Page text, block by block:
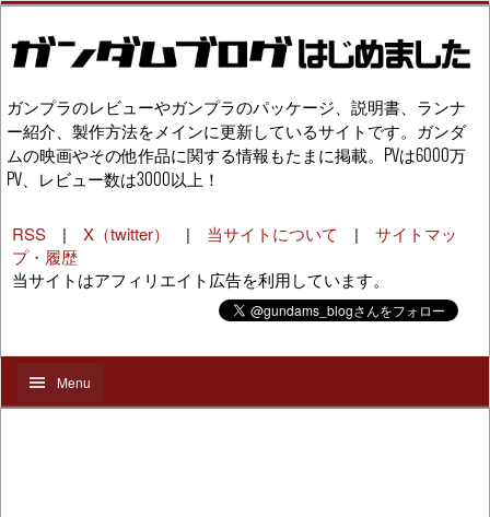
ガンプラのレビューやガンプラのパッケージ、説明書、ランナ
ー紹介、製作方法をメインに更新しているサイトです。ガンダ
ムの映画やその他作品に関する情報もたまに掲載。PVは6000万
PV、レビュー数は3000以上！
RSS | X（twitter） | 当サイトについて | サイトマッ
プ・履歴
当サイトはアフィリエイト広告を利用しています。
Menu